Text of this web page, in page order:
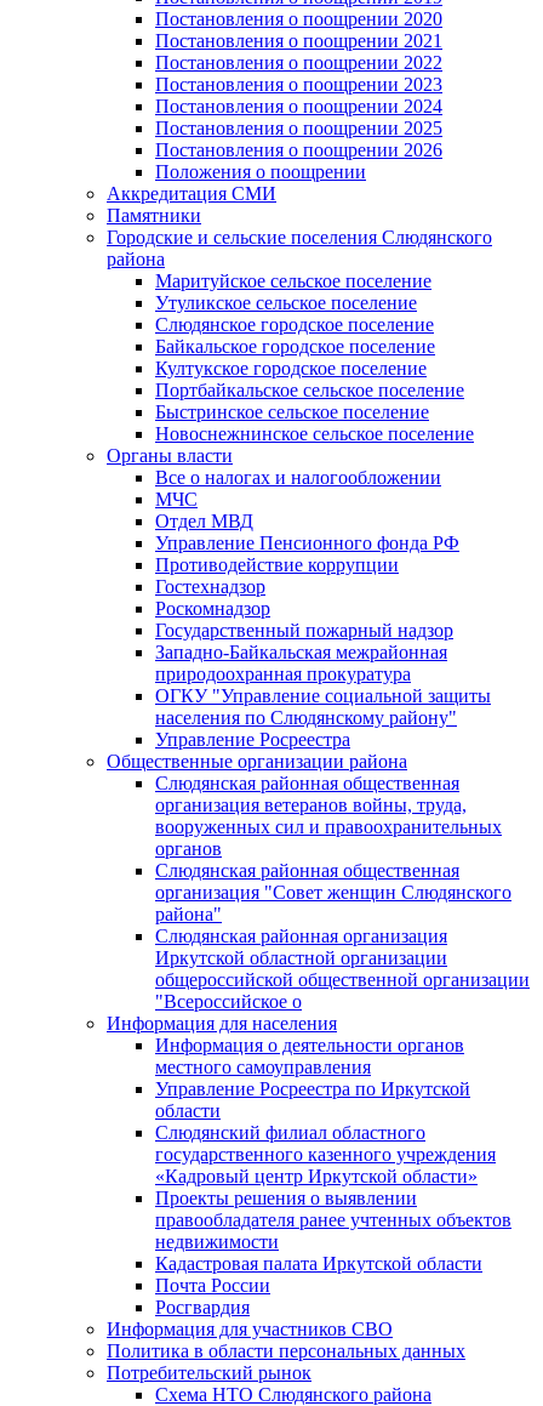
Постановления о поощрении 2020
Постановления о поощрении 2021
Постановления о поощрении 2022
Постановления о поощрении 2023
Постановления о поощрении 2024
Постановления о поощрении 2025
Постановления о поощрении 2026
Положения о поощрении
Аккредитация СМИ
Памятники
Городские и сельские поселения Слюдянского
района
Маритуйское сельское поселение
Утуликское сельское поселение
Слюдянское городское поселение
Байкальское городское поселение
Култукское городское поселение
Портбайкальское сельское поселение
Быстринское сельское поселение
Новоснежнинское сельское поселение
Органы власти
Все о налогах и налогообложении
МЧС
Отдел МВД
Управление Пенсионного фонда РФ
Противодействие коррупции
Гостехнадзор
Роскомнадзор
Государственный пожарный надзор
Западно-Байкальская межрайонная
природоохранная прокуратура
ОГКУ "Управление социальной защиты
населения по Слюдянскому району"
Управление Росреестра
Общественные организации района
Слюдянская районная общественная
организация ветеранов войны, труда,
вооруженных сил и правоохранительных
органов
Слюдянская районная общественная
организация "Совет женщин Слюдянского
района"
Слюдянская районная организация
Иркутской областной организации
общероссийской общественной организации
"Всероссийское о
Информация для населения
Информация о деятельности органов
местного самоуправления
Управление Росреестра по Иркутской
области
Слюдянский филиал областного
государственного казенного учреждения
«Кадровый центр Иркутской области»
Проекты решения о выявлении
правообладателя ранее учтенных объектов
недвижимости
Кадастровая палата Иркутской области
Почта России
Росгвардия
Информация для участников СВО
Политика в области персональных данных
Потребительский рынок
Схема НТО Слюдянского района